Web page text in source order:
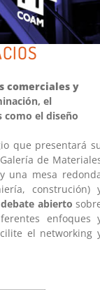
comerciales y
el
como el diseño
que presentará
de
una mesa
construción)
debate abierto
enfoques
el networking